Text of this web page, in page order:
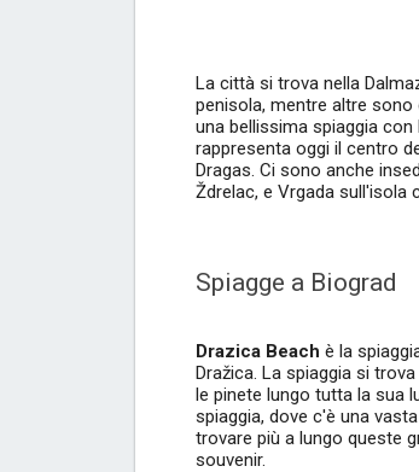
La città si trova nella
penisola, mentre altre
una bellissima spiaggia
rappresenta oggi il centro
Dragas. Ci sono anche
Ždrelac, e Vrgada sull'isola
Spiagge a Biograd
Drazica Beach è la
Dražica. La spiaggia si
le pinete lungo tutta la sua
spiaggia, dove c'è una
trovare più a lungo queste
souvenir.